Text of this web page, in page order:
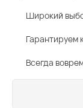
Широкий
Гарантируем
Всегда